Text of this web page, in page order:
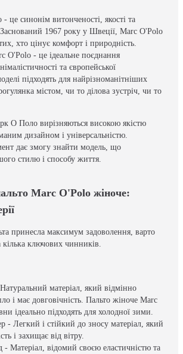
це синонім витонченості, якості та
1967 року у Швеції, Marc O'Polo
хто цінує комфорт і природність.
O'Polo - це ідеальне поєднання
та європейської
підходять для найрізноманітніших
містом, чи то ділова зустріч, чи то
О Поло вирізняються високою якістю
дизайном і універсальністю.
дає змогу знайти модель, що
стилю і способу життя.
Marc O'Polo жіноче:
принесла максимум задоволення, варто
ключових чинників.
матеріал, який відмінно
і має довговічність. Пальто жіноче Marc
ідеально підходять для холодної зими.
- Легкий і стійкий до зносу матеріал, який
і захищає від вітру.
- Матеріал, відомий своєю еластичністю та